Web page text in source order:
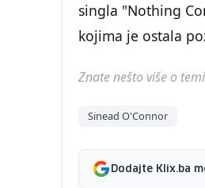
singla "Nothing
kojima je ostala
Znate nešto više o
Sinead O'Connor
Dodajte Klix.ba